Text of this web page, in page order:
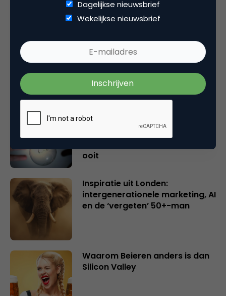
Gerelateerde artikelen
Rebel with or without a cause?
Wake-upcall voor ontwerpers
en merkeigenaren
van innovatie en ontsluiter en
ooit
Inspiratie uit Londen:
intergenerationele marketing, AI
en de ‘vergeten’ 50+-man
Waarom Beieren anders is dan
Silicon Valley
Dagelijkse nieuwsbrief
Wekelijkse nieuwsbrief